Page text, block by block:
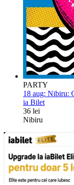
PARTY
18 aug: Nibiru:
ia Bilet
36 lei
Nibiru